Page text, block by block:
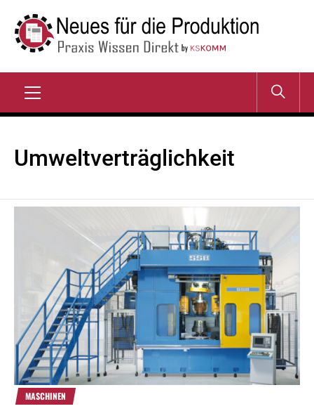
Inhalt
springen
NEUES FÜR DIE
PRODUKTION
Umweltverträglichkeit
MASCHINEN